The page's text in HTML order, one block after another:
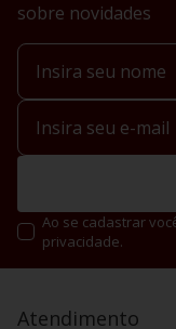
sobre novidades
Ao se cadastrar
privacidade.
Atendimento